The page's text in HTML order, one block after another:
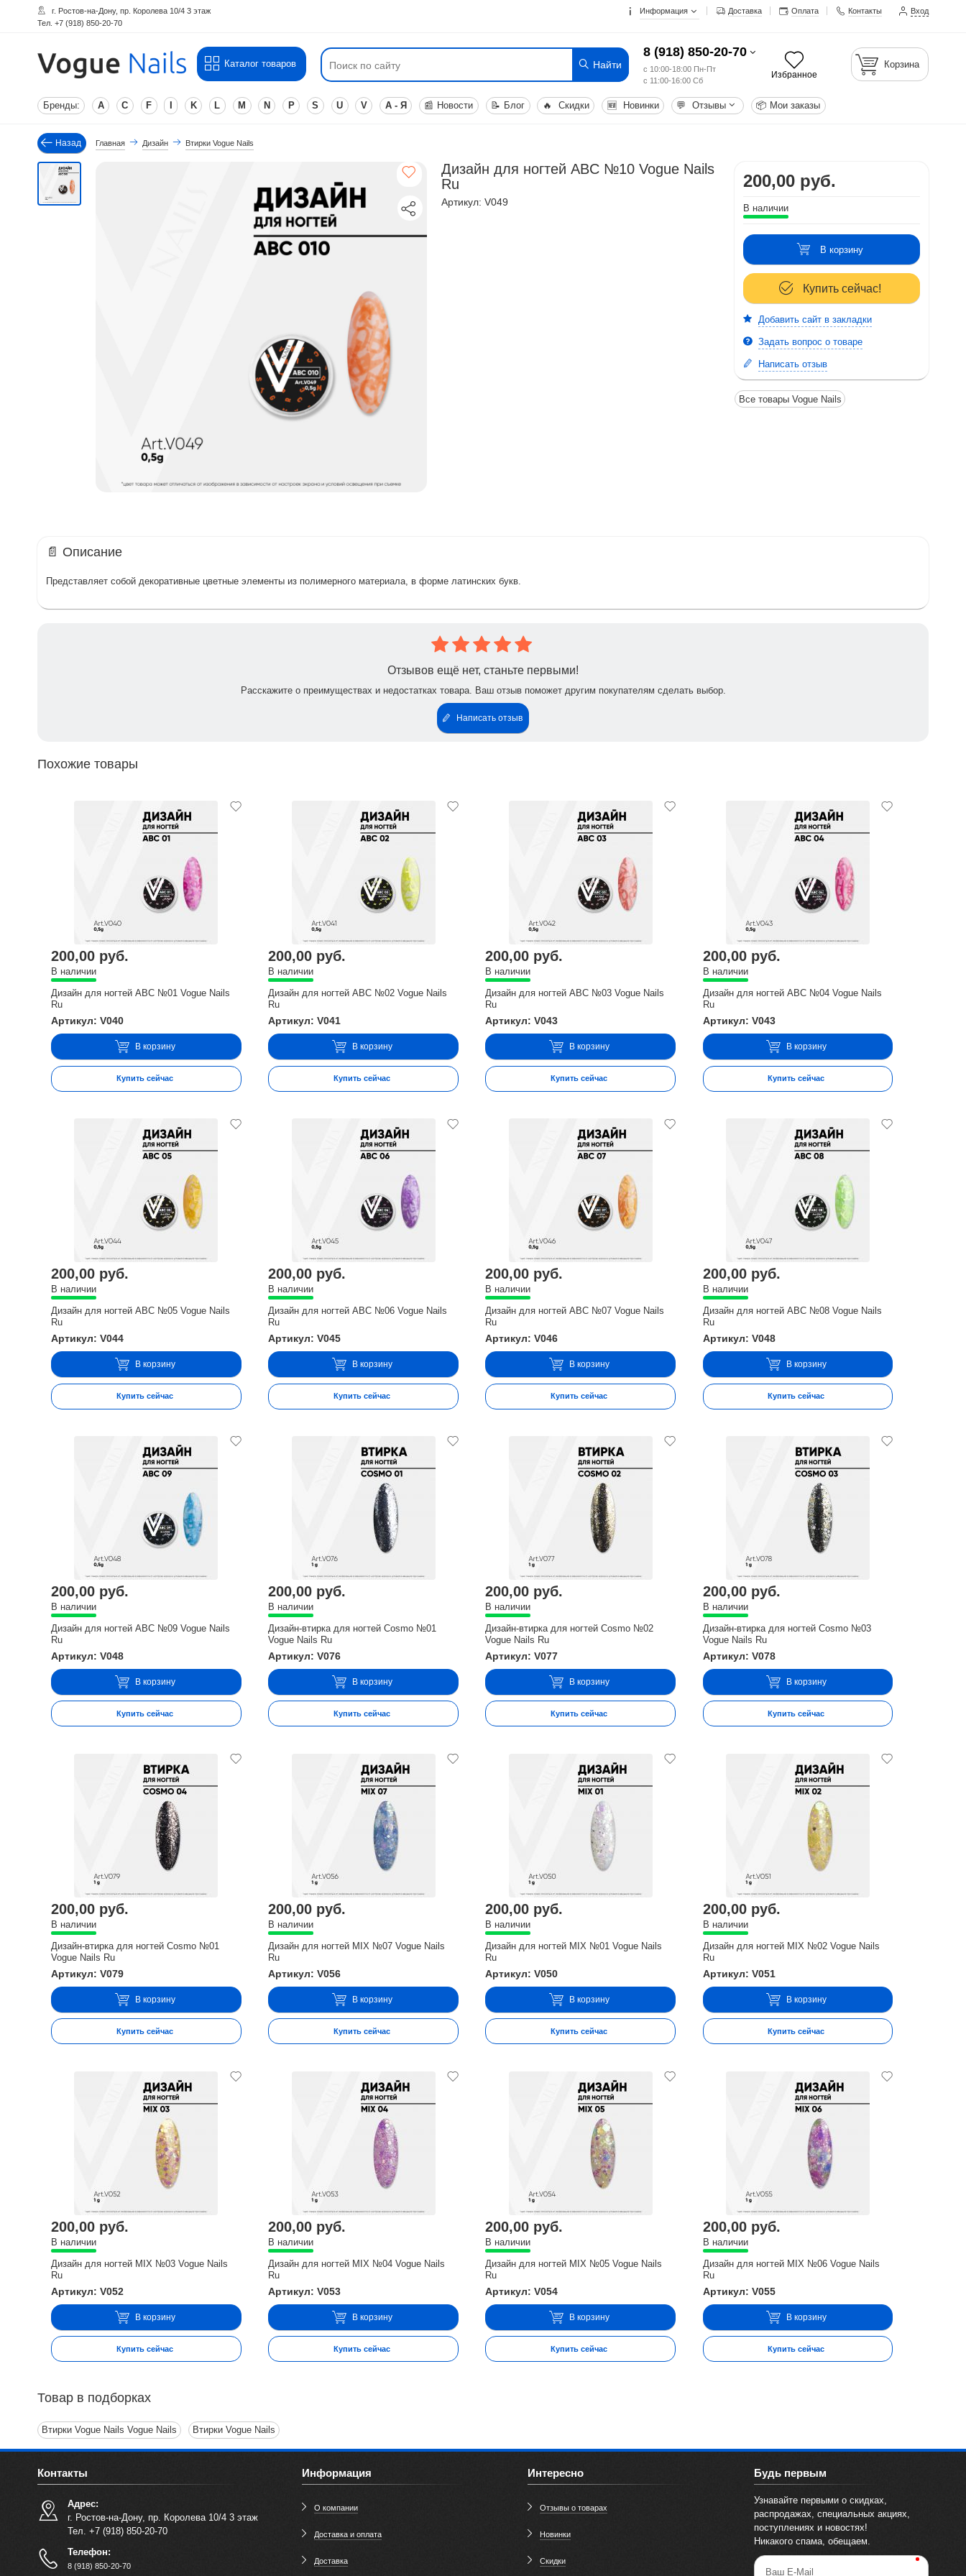
г. Ростов-на-Дону, пр. Королева 10/4 3 этаж
Тел. +7 (918) 850-20-70
Информация Доставка Оплата Контакты Вход
Каталог товаров Найти
8 (918) 850-20-70
с 10:00-18:00 Пн-Пт
с 11:00-16:00 Сб
Избранное
Корзина
Бренды: A C F K L M N P S U V А - Я 📰 Новости 📝 Блог 🔥 Скидки 🆕 Новинки 💬 Отзывы 📦 Мои заказы
Назад Главная Дизайн Втирки Vogue Nails
Дизайн для ногтей ABC №10 Vogue Nails
Ru
Артикул: V049
200,00 руб.
В наличии
В корзину
Купить сейчас!
Добавить сайт в закладки
Задать вопрос о товаре
Написать отзыв
Все товары Vogue Nails
📄 Описание
Представляет собой декоративные цветные элементы из полимерного материала, в форме латинских букв.
Отзывов ещё нет, станьте первыми!
Расскажите о преимуществах и недостатках товара. Ваш отзыв поможет другим покупателям сделать выбор.
Написать отзыв
Похожие товары
200,00 руб.
В наличии
Дизайн для ногтей ABC №01 Vogue Nails
Ru
Артикул: V040
В корзину
Купить сейчас
200,00 руб.
В наличии
Дизайн для ногтей ABC №02 Vogue Nails
Ru
Артикул: V041
В корзину
Купить сейчас
200,00 руб.
В наличии
Дизайн для ногтей ABC №03 Vogue Nails
Ru
Артикул: V043
В корзину
Купить сейчас
200,00 руб.
В наличии
Дизайн для ногтей ABC №04 Vogue Nails
Ru
Артикул: V043
В корзину
Купить сейчас
200,00 руб.
В наличии
Дизайн для ногтей ABC №05 Vogue Nails
Ru
Артикул: V044
В корзину
Купить сейчас
200,00 руб.
В наличии
Дизайн для ногтей ABC №06 Vogue Nails
Ru
Артикул: V045
В корзину
Купить сейчас
200,00 руб.
В наличии
Дизайн для ногтей ABC №07 Vogue Nails
Ru
Артикул: V046
В корзину
Купить сейчас
200,00 руб.
В наличии
Дизайн для ногтей ABC №08 Vogue Nails
Ru
Артикул: V048
В корзину
Купить сейчас
200,00 руб.
В наличии
Дизайн для ногтей ABC №09 Vogue Nails
Ru
Артикул: V048
В корзину
Купить сейчас
200,00 руб.
В наличии
Дизайн-втирка для ногтей Cosmo №01
Vogue Nails Ru
Артикул: V076
В корзину
Купить сейчас
200,00 руб.
В наличии
Дизайн-втирка для ногтей Cosmo №02
Vogue Nails Ru
Артикул: V077
В корзину
Купить сейчас
200,00 руб.
В наличии
Дизайн-втирка для ногтей Cosmo №03
Vogue Nails Ru
Артикул: V078
В корзину
Купить сейчас
200,00 руб.
В наличии
Дизайн-втирка для ногтей Cosmo №01
Vogue Nails Ru
Артикул: V079
В корзину
Купить сейчас
200,00 руб.
В наличии
Дизайн для ногтей MIX №07 Vogue Nails
Ru
Артикул: V056
В корзину
Купить сейчас
200,00 руб.
В наличии
Дизайн для ногтей MIX №01 Vogue Nails
Ru
Артикул: V050
В корзину
Купить сейчас
200,00 руб.
В наличии
Дизайн для ногтей MIX №02 Vogue Nails
Ru
Артикул: V051
В корзину
Купить сейчас
200,00 руб.
В наличии
Дизайн для ногтей MIX №03 Vogue Nails
Ru
Артикул: V052
В корзину
Купить сейчас
200,00 руб.
В наличии
Дизайн для ногтей MIX №04 Vogue Nails
Ru
Артикул: V053
В корзину
Купить сейчас
200,00 руб.
В наличии
Дизайн для ногтей MIX №05 Vogue Nails
Ru
Артикул: V054
В корзину
Купить сейчас
200,00 руб.
В наличии
Дизайн для ногтей MIX №06 Vogue Nails
Ru
Артикул: V055
В корзину
Купить сейчас
Товар в подборках
Втирки Vogue Nails Vogue Nails Втирки Vogue Nails
Контакты
Адрес:
г. Ростов-на-Дону, пр. Королева 10/4 3 этаж
Тел. +7 (918) 850-20-70
Телефон:
8 (918) 850-20-70
Информация
О компании
Доставка и оплата
Доставка
Интересно
Отзывы о товарах
Новинки
Скидки
Будь первым
Узнавайте первыми о скидках,
распродажах, специальных акциях,
поступлениях и новостях!
Никакого спама, обещаем.
Ваш E-Mail